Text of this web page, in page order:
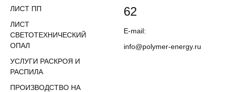
ЛИСТ ПП
ЛИСТ
СВЕТОТЕХНИЧЕСКИЙ
ОПАЛ
УСЛУГИ РАСКРОЯ И
РАСПИЛА
ПРОИЗВОДСТВО НА
62
E-mail:
info@polymer-energy.ru